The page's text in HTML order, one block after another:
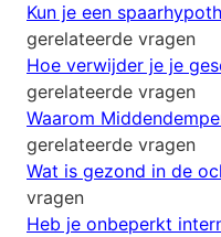
Kun je een
gerelateerde vragen
Hoe verwijder je je
gerelateerde vragen
Waarom
gerelateerde vragen
Wat is gezond in de
vragen
Heb je onbeperkt